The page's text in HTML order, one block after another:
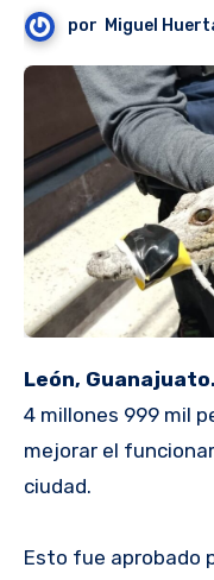
por Miguel
León,
4 millones 999 mil
mejorar el
ciudad.
Esto fue aprobado